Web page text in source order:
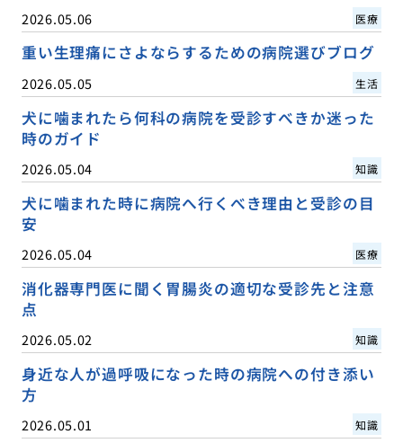
2026.05.06 医療
重い生理痛にさよならするための病院選びブログ
2026.05.05 生活
犬に噛まれたら何科の病院を受診すべきか迷った
時のガイド
2026.05.04 知識
犬に噛まれた時に病院へ行くべき理由と受診の目
安
2026.05.04 医療
消化器専門医に聞く胃腸炎の適切な受診先と注意
点
2026.05.02 知識
身近な人が過呼吸になった時の病院への付き添い
方
2026.05.01 知識